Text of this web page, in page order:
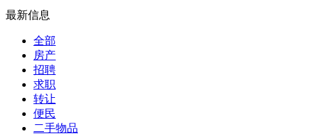
最新信息
全部
房产
招聘
求职
转让
便民
二手物品